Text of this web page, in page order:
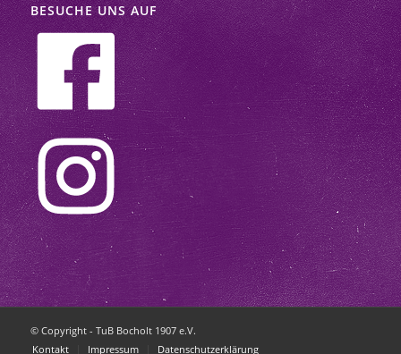
BESUCHE UNS AUF
© Copyright - TuB Bocholt 1907 e.V.
Kontakt
Impressum Datenschutzerklärung